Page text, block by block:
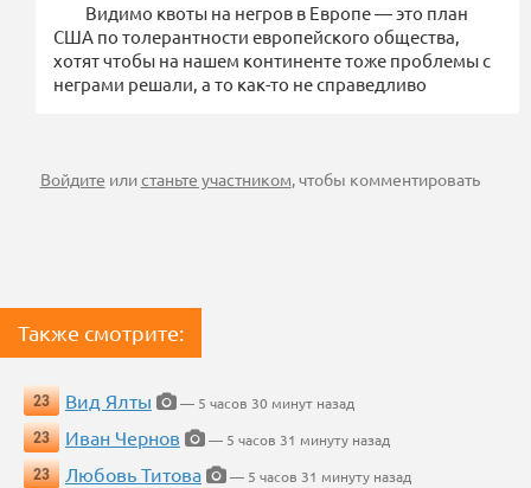
Видимо квоты на негров в Европе — это план
США по толерантности европейского общества,
хотят чтобы на нашем континенте тоже проблемы с
неграми решали, а то как-то не справедливо
Войдите илистаньте участником, чтобы комментировать
Также смотрите:
23 Вид Ялты
— 5 часов 30 минут назад
23
Иван Чернов
— 5 часов 31 минуту назад
23
Любовь Титова
— 5 часов 31 минуту назад